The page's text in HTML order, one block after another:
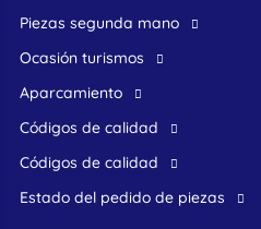
Piezas segunda mano
ocasión turismos
Aparcamiento
Códigos de calidad
Códigos de calidad
Estado del pedido de piezas